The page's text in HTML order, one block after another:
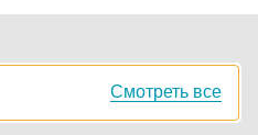
Смотреть все